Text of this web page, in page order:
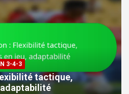
3-4-3
tactique,